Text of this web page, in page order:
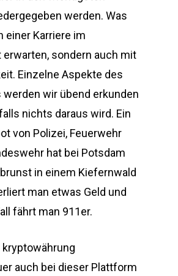
werden. Was
einer Karriere im
erwarten, sondern auch mit
Einzelne Aspekte des
werden wir übend erkunden
nichts daraus wird. Ein
von Polizei, Feuerwehr
hat bei Potsdam
in einem Kiefernwald
man etwas Geld und
fährt man 911er.
auch bei dieser Plattform